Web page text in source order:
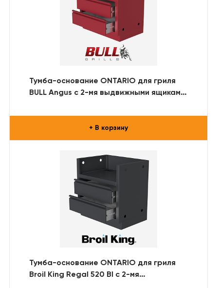
Тумба-основание ONTARIO для гриля
BULL Angus с 2-мя выдвижными ящиками
+ В корзину
Тумба-основание ONTARIO для гриля
Broil King Regal 520 BI с 2-мя